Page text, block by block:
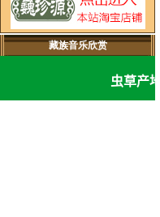
藏族音乐欣赏